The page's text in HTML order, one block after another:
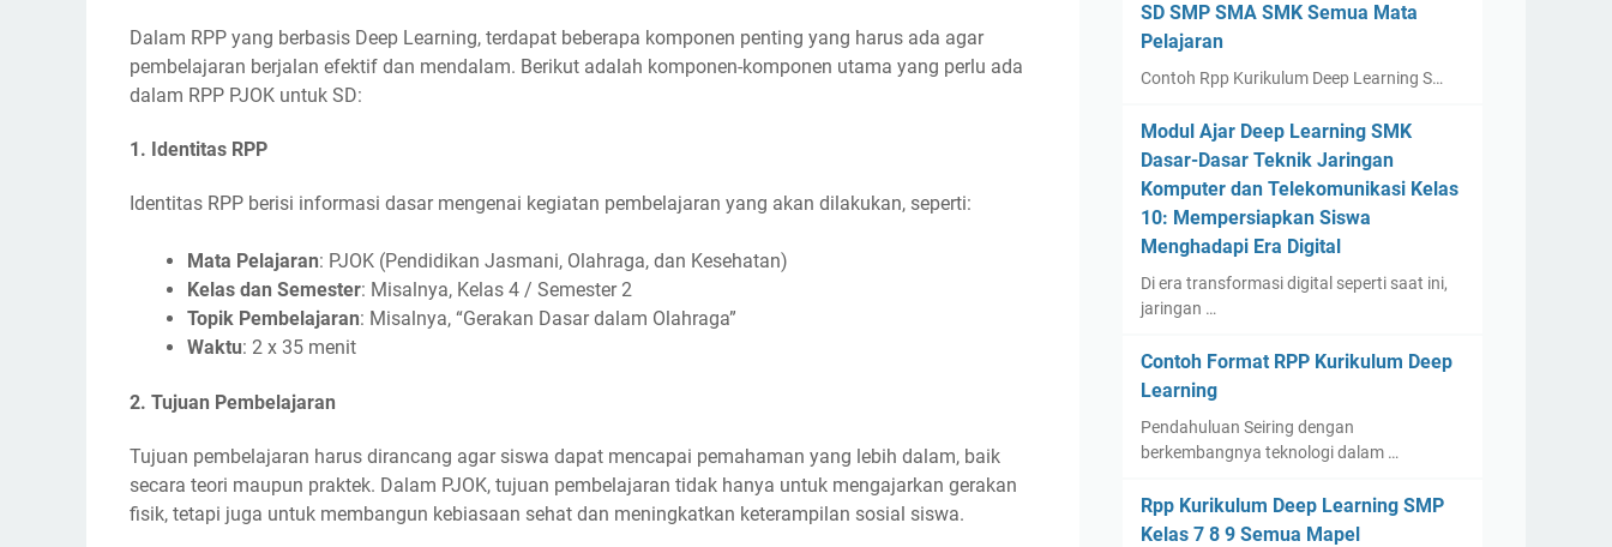
Dalam RPP yang berbasis Deep Learning, terdapat beberapa komponen penting yang harus ada agar
pembelajaran berjalan efektif dan mendalam. Berikut adalah komponen-komponen utama yang perlu ada
dalam RPP PJOK untuk SD:
1. Identitas RPP
Identitas RPP berisi informasi dasar mengenai kegiatan pembelajaran yang akan dilakukan, seperti:
Mata Pelajaran: PJOK (Pendidikan Jasmani, Olahraga, dan Kesehatan)
Kelas dan Semester: Misalnya, Kelas 4 / Semester 2
Topik Pembelajaran: Misalnya, “Gerakan Dasar dalam Olahraga”
Waktu: 2 x 35 menit
2. Tujuan Pembelajaran
Tujuan pembelajaran harus dirancang agar siswa dapat mencapai pemahaman yang lebih dalam, baik
secara teori maupun praktek. Dalam PJOK, tujuan pembelajaran tidak hanya untuk mengajarkan gerakan
fisik, tetapi juga untuk membangun kebiasaan sehat dan meningkatkan keterampilan sosial siswa.
SD SMP SMA SMK Semua Mata
Pelajaran
Contoh Rpp Kurikulum Deep Learning S…
Modul Ajar Deep Learning SMK
Dasar-Dasar Teknik Jaringan
Komputer dan Telekomunikasi Kelas
10: Mempersiapkan Siswa
Menghadapi Era Digital
Di era transformasi digital seperti saat ini,
jaringan …
Contoh Format RPP Kurikulum Deep
Learning
Pendahuluan Seiring dengan
berkembangnya teknologi dalam …
Rpp Kurikulum Deep Learning SMP
Kelas 7 8 9 Semua Mapel